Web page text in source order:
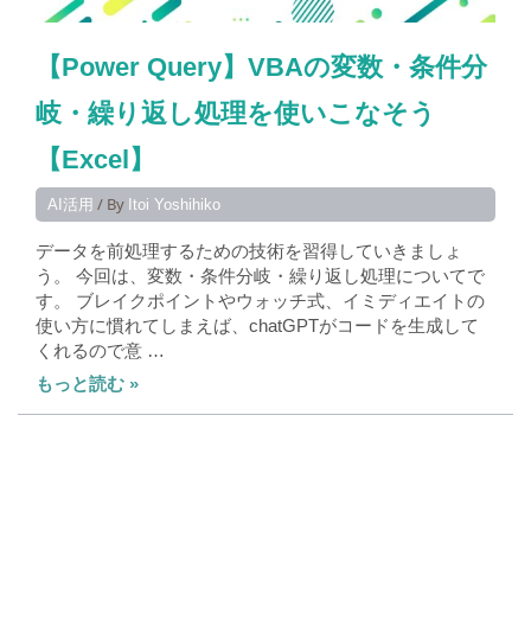
【Power Query】VBAの変数・条件分
岐・繰り返し処理を使いこなそう
【Excel】
AI活用 / By Itoi Yoshihiko
データを前処理するための技術を習得していきましょ
う。 今回は、変数・条件分岐・繰り返し処理についてで
す。 ブレイクポイントやウォッチ式、イミディエイトの
使い方に慣れてしまえば、chatGPTがコードを生成して
くれるので意 …
もっと読む »